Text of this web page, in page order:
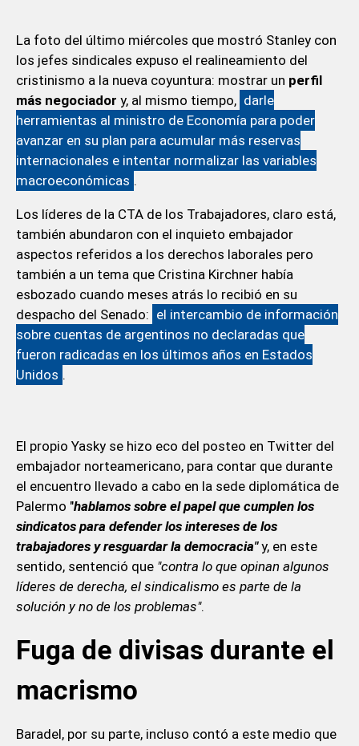
La foto del último miércoles que mostró Stanley con
los jefes sindicales expuso el realineamiento del
cristinismo a la nueva coyuntura: mostrar un perfil
más negociador y, al mismo tiempo, darle
herramientas al ministro de Economía para poder
avanzar en su plan para acumular más reservas
internacionales e intentar normalizar las variables
macroeconómicas .
Los líderes de la CTA de los Trabajadores, claro está,
también abundaron con el inquieto embajador
aspectos referidos a los derechos laborales pero
también a un tema que Cristina Kirchner había
esbozado cuando meses atrás lo recibió en su
despacho del Senado: el intercambio de información
sobre cuentas de argentinos no declaradas que
fueron radicadas en los últimos años en Estados
Unidos .
El propio Yasky se hizo eco del posteo en Twitter del
embajador norteamericano, para contar que durante
el encuentro llevado a cabo en la sede diplomática de
Palermo "hablamos sobre el papel que cumplen los
sindicatos para defender los intereses de los
trabajadores y resguardar la democracia"y, en este
sentido, sentenció que"contra lo que opinan algunos
líderes de derecha, el sindicalismo es parte de la
solución y no de los problemas".
Fuga de divisas durante el
macrismo
Baradel, por su parte, incluso contó a este medio que